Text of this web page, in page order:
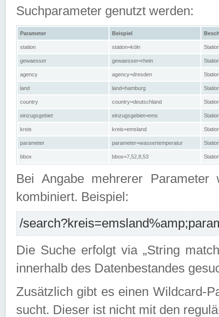
Suchparameter genutzt werden:
Parameter Beispiel
station station=köln
gewaesser gewaesser=rhein
agency agency=dresden
land land=hamburg
country country=deutschland
einzugsgebiet einzugsgebiet=ems
kreis kreis=emsland
parameter parameter=wassertemperatur
bbox bbox=7,52,8,53
Bei Angabe mehrerer Parameter
kombiniert. Beispiel:
/
Die Suche erfolgt via „String
innerhalb des Datenbestandes
Zusätzlich gibt es einen Wildcard-
sucht. Dieser ist nicht mit den